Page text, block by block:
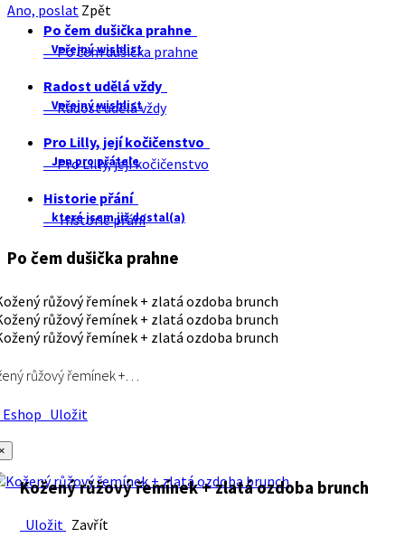
Ano, poslat Zpět
Po čem dušička prahne
Veřejný wishlist
Po čem dušička prahne
Radost udělá vždy
Veřejný wishlist
Radost udělá vždy
Pro Lilly, její kočičenstvo
Jen pro přátele
Pro Lilly, její kočičenstvo
Historie přání
které jsem již dostal(a)
Historie přání
Po čem dušička prahne
růžový řemínek +…
Uložit
Kožený růžový řemínek + zlatá ozdoba brunch
Uložit Zavřít